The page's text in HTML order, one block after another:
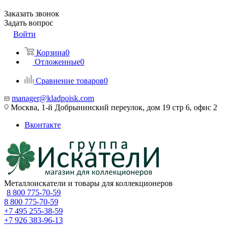
Заказать звонок
Задать вопрос
Войти
Корзина0
Отложенные0
Сравнение товаров0
manager@kladpoisk.com
Москва, 1-й Добрынинский переулок, дом 19 стр 6, офис 2
Вконтакте
Металлоискатели и товары для коллекционеров
8 800 775-70-59
8 800 775-70-59
+7 495 255-38-59
+7 926 383-96-13